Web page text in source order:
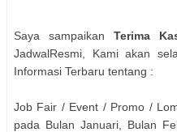
Saya sampaikan Terima
JadwalResmi, Kami akan
Informasi Terbaru tentang :
Job Fair / Event / Promo /
pada Bulan Januari, Bulan